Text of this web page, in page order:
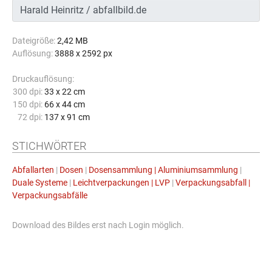
Dateigröße:2,42 MB
Auflösung:3888 x 2592 px
Druckauflösung:
300 dpi: 33 x 22 cm
150 dpi: 66 x 44 cm
72 dpi: 137 x 91 cm
STICHWÖRTER
Abfallarten | Dosen | Dosensammlung | Aluminiumsammlung |
Duale Systeme | Leichtverpackungen | LVP | Verpackungsabfall |
Verpackungsabfälle
Download des Bildes erst nach Login möglich.